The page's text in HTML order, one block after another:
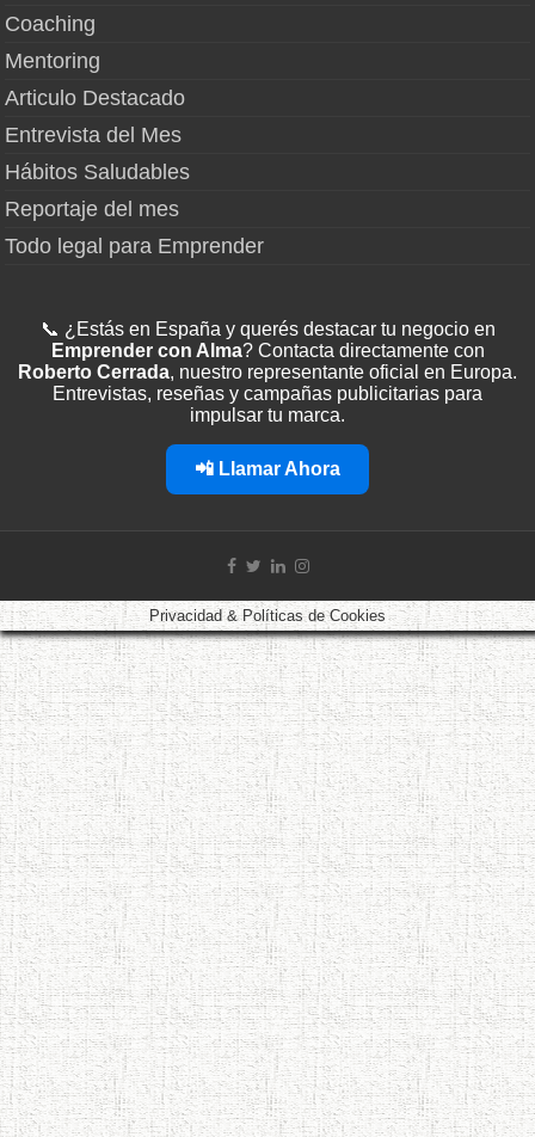
Coaching
Mentoring
Articulo Destacado
Entrevista del Mes
Hábitos Saludables
Reportaje del mes
Todo legal para Emprender
📞 ¿Estás en España y querés destacar tu negocio en
Emprender con Alma? Contacta directamente con
Roberto Cerrada, nuestro representante oficial en Europa.
Entrevistas, reseñas y campañas publicitarias para
impulsar tu marca.
📲 Llamar Ahora
Privacidad & Políticas de Cookies